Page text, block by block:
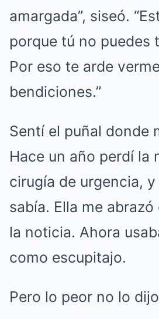
amargada”, siseó.
porque tú no puedes
Por eso te arde
bendiciones.”
Sentí el puñal donde
Hace un año perdí la
cirugía de urgencia, y
sabía. Ella me
la noticia. Ahora
como escupitajo.
Pero lo peor no lo